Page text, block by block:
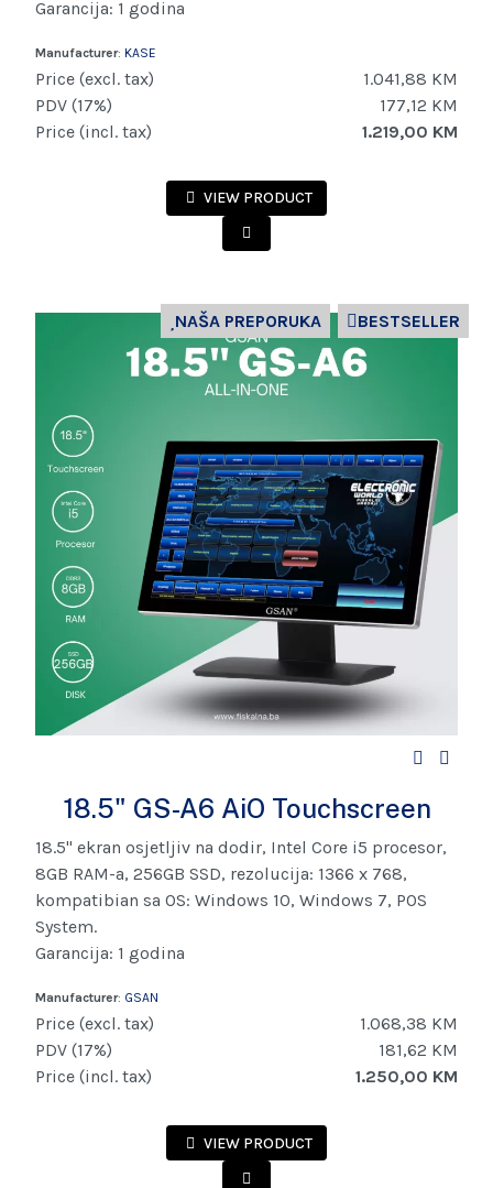
Garancija: 1 godina
Manufacturer: KASE
Price (excl. tax)
1.041,88 KM
PDV (17%)
177,12 KM
Price (incl. tax)
1.219,00 KM
VIEW PRODUCT
BESTSELLER
NAŠA PREPORUKA
18.5" GS-A6 AiO Touchscreen
18.5" ekran osjetljiv na dodir, Intel Core i5 procesor,
8GB RAM-a, 256GB SSD, rezolucija: 1366 x 768,
kompatibian sa OS: Windows 10, Windows 7, POS
System.
Garancija: 1 godina
Manufacturer: GSAN
Price (excl. tax)
1.068,38 KM
PDV (17%)
181,62 KM
Price (incl. tax)
1.250,00 KM
VIEW PRODUCT